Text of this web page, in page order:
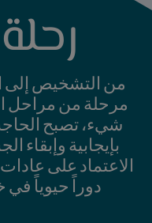
من التشخيص إلى
مرحلة من مراحل
شيء، تصبح
بإيجابية وإبقاء
الاعتماد على
دوراً حيوياً